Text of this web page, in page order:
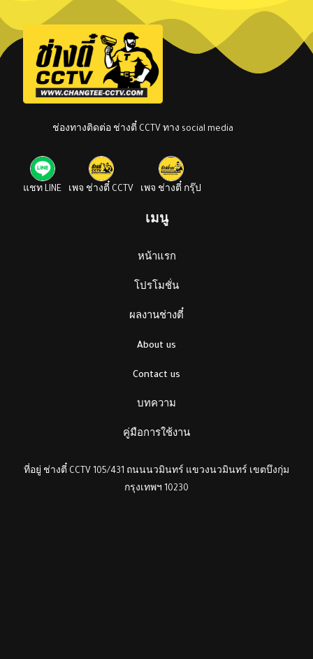
ช่องทางติดต่อ ช่างตี๋ CCTV ทาง social media
แชท LINE เพจ ช่างตี๋ CCTV เพจ ช่างตี๋ กรุ๊ป
เมนู
หน้าแรก
โปรโมชั่น
ผลงานช่างตี๋
About us
Contact us
บทความ
คู่มือการใช้งาน
ที่อยู่ ช่างตี๋ CCTV 105/431 ถนนนวมินทร์ แขวงนวมินทร์ เขตบึงกุ่ม
กรุงเทพฯ 10230